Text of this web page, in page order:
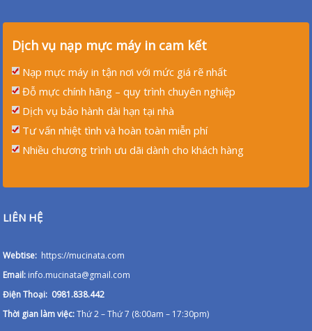
Dịch vụ nạp mực máy in cam kết
Nạp mực máy in tận nơi với mức giá rẽ nhất
Đỗ mực chính hãng – quy trình chuyên nghiệp
Dịch vụ bảo hành dài hạn tại nhà
Tư vấn nhiệt tình và hoàn toàn miễn phí
Nhiều chương trình ưu dãi dành cho khách hàng
LIÊN HỆ
Webtise: https://mucinata.com
Email: info.mucinata@gmail.com
Điện Thoại: 0981.838.442
Thời gian làm việc:Thứ 2 – Thứ 7 (8:00am – 17:30pm)